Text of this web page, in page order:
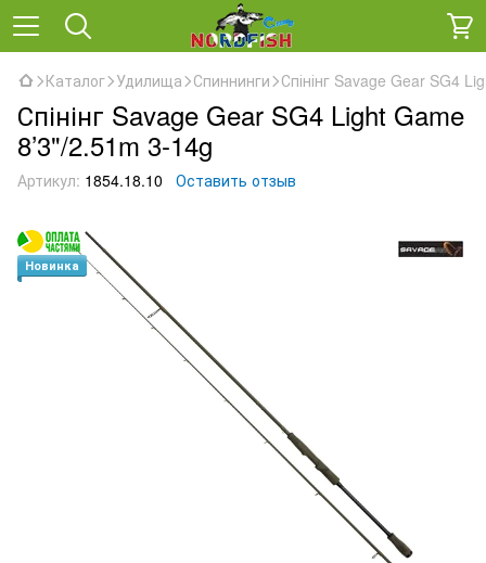
Каталог Удилища Спиннинги Спінінг Savage Gear SG4
Спінінг Savage Gear SG4 Light Game
8’3"/2.51m 3-14g
Артикул: 1854.18.10 Оставить отзыв
Новинка